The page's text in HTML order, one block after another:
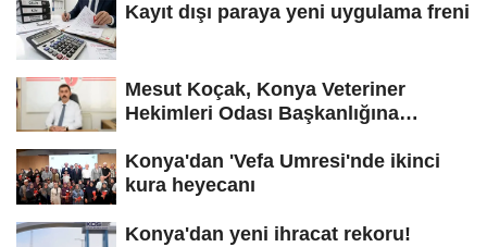
Kayıt dışı paraya yeni uygulama freni
Mesut Koçak, Konya Veteriner
Hekimleri Odası Başkanlığına
Konya'dan 'Vefa Umresi'nde ikinci
kura heyecanı
Konya'dan yeni ihracat rekoru!